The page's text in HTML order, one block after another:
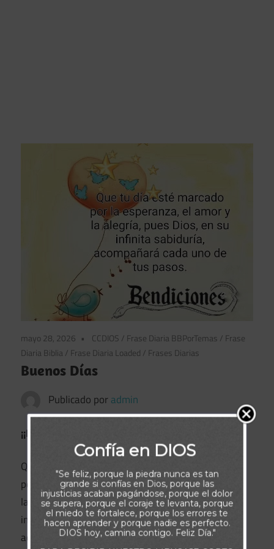
mayo 28, 2026 CCDIOS / Frase Diaria BBPorTemas / Frase
Diaria Biblia / Frase Diaria Loaded / Frases Diarias
Buenos Días
Publicado por admin
¡¡Buenos días!!
Que tu día esté marcado
por la esperanza, el amor y
la alegría, pues Dios, en su
infinita sabiduría,
acompañará cada uno de
Confía en DIOS
"Se feliz, porque la piedra nunca es tan
grande si confías en Dios, porque las
injusticias acaban pagándose, porque el dolor
se supera, porque el coraje te levanta, porque
el miedo te fortalece, porque los errores te
hacen aprender y porque nadie es perfecto.
DIOS hoy, camina contigo. Feliz Día."